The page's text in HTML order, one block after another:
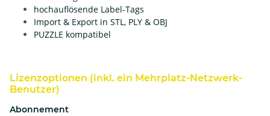
hochauflösende Label-Tags
Import & Export in STL, PLY & OBJ
PUZZLE kompatibel
Lizenzoptionen (inkl. ein Mehrplatz-Netzwerk-
Benutzer)
Abonnement